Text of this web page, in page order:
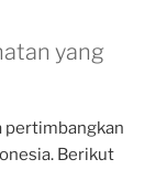
yang
pertimbangkan
Berikut